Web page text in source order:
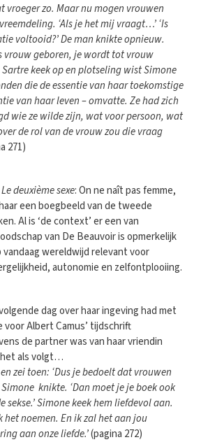
vroeger zo. Maar nu mogen vrouwen
‘Als je het mij vraagt…’ ‘Is
voltooid?’ De man knikte opnieuw.
vrouw geboren, je wordt tot vrouw
Sartre keek op en plotseling wist Simone
die de essentie van haar toekomstige
van haar leven – omvatte. Ze had zich
wie ze wilde zijn, wat voor persoon, wat
de rol van de vrouw zou die vraag
271)
Le deuxième sexe: On ne naît pas femme,
een boegbeeld van de tweede
Al is ‘de context’ er een van
van De Beauvoir is opmerkelijk
wereldwijd relevant voor
autonomie en zelfontplooiing.
dag over haar ingeving had met
voor Albert Camus’ tijdschrift
de partner was van haar vriendin
het als volgt…
zei toen: ‘Dus je bedoelt dat vrouwen
Simone knikte. ‘Dan moet je je boek ook
sekse.’ Simone keek hem liefdevol aan.
het noemen. En ik zal het aan jou
aan onze liefde.’(pagina 272)